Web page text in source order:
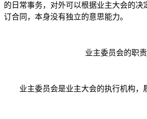
的日常事务，对外可以根据业主大会的决
订合同，本身没有独立的意思能力。
业主委员会的职责
业主委员会是业主大会的执行机构，